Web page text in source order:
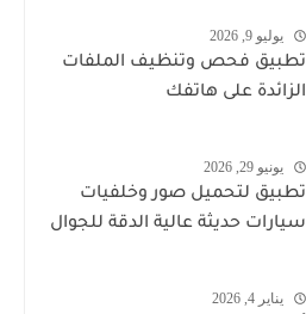
يوليو 9, 2026
تطبيق فحص وتنظيف الملفات
الزائدة على هاتفك
يونيو 29, 2026
تطبيق لتحميل صور وخلفيات
سيارات حديثة عالية الدقة للجوال
يناير 4, 2026